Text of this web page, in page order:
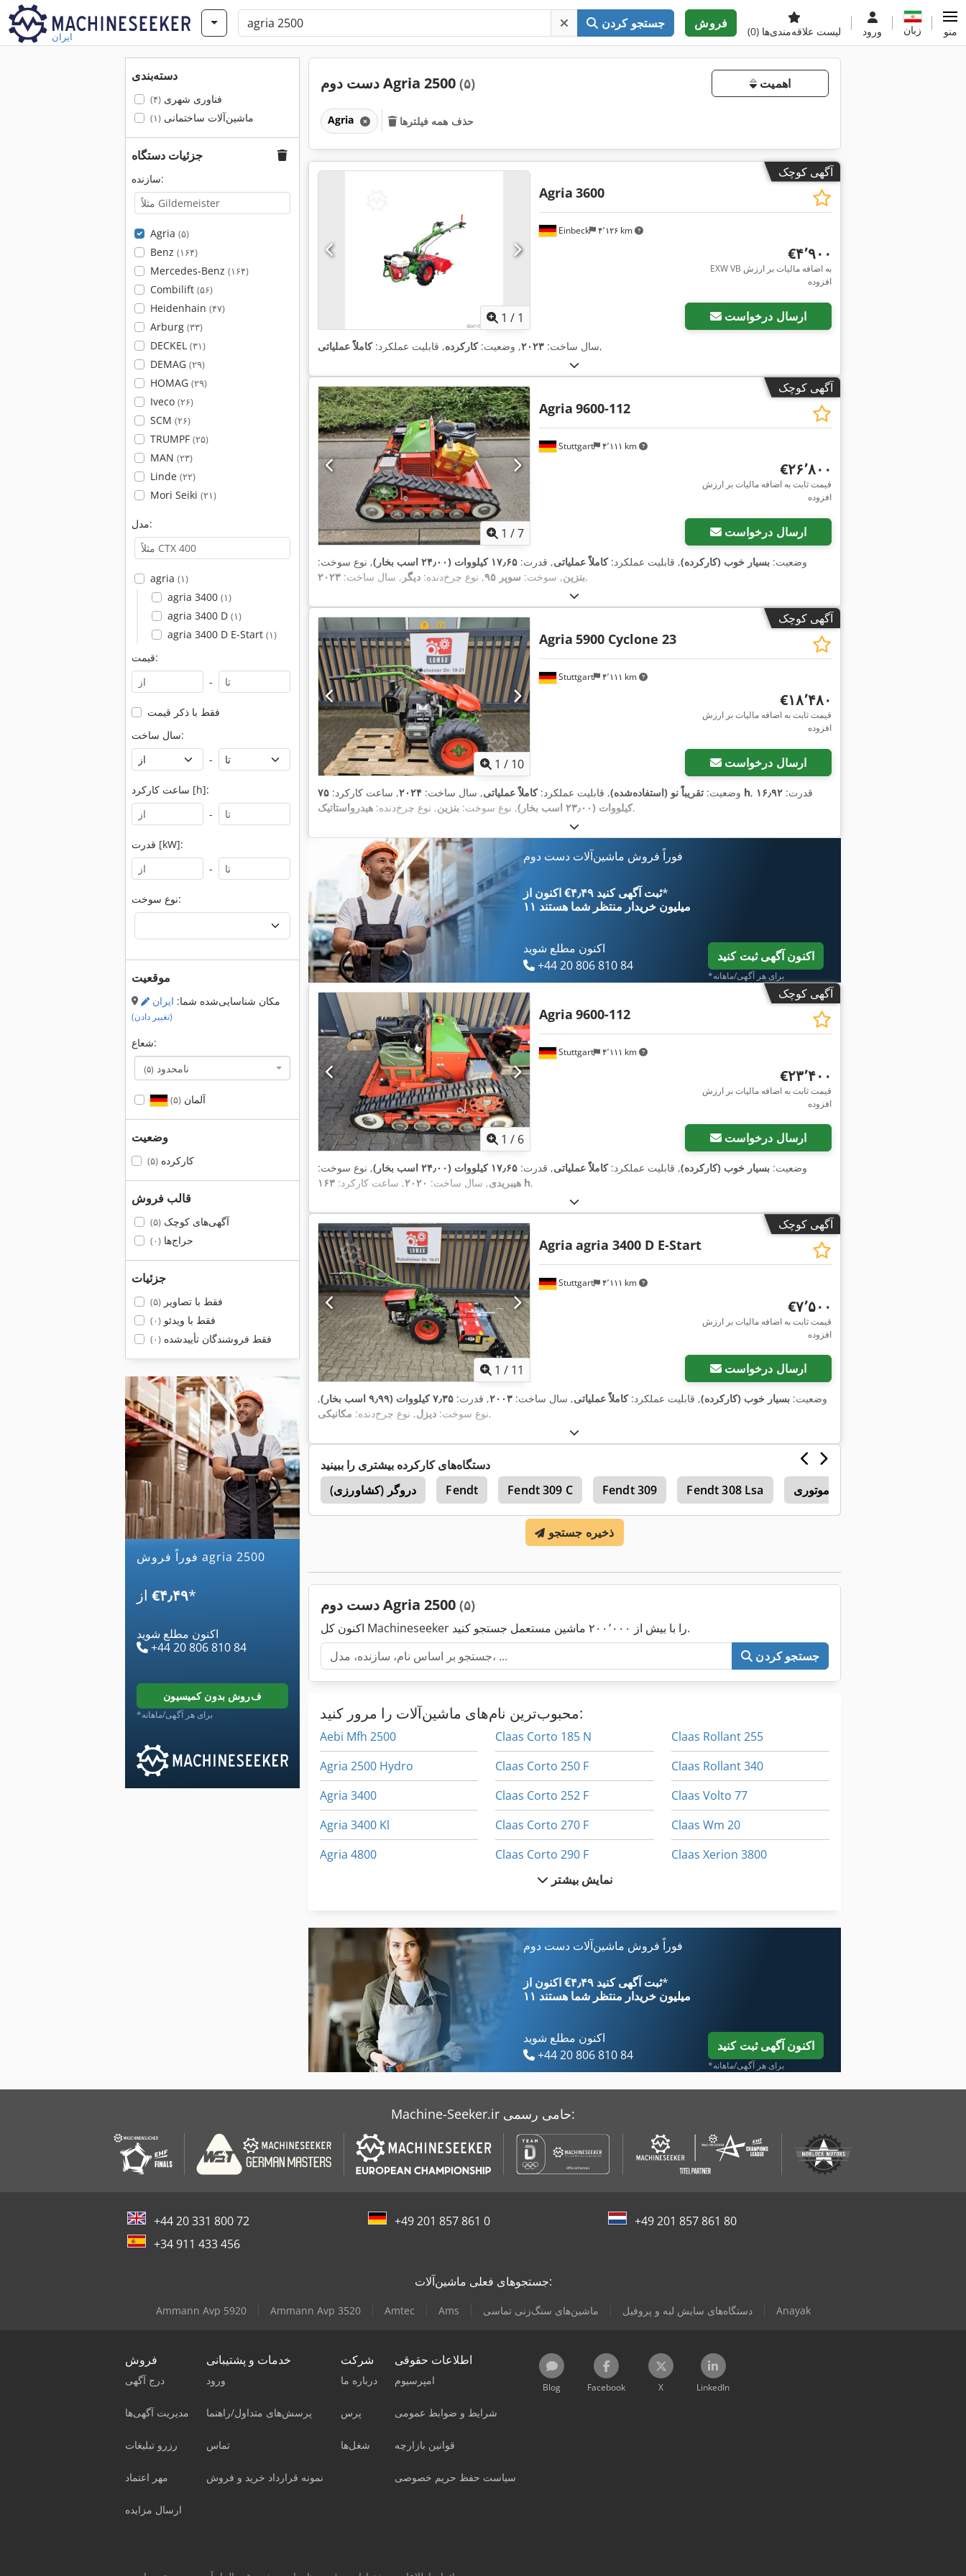
ایران
جستجو کردن فروش
لیست علاقه‌مندی‌ها (0) ورود زبان منو
دسته‌بندی
فناوری شهری(۴)
ماشین‌آلات ساختمانی(۱)
جزئیات دستگاه
سازنده:
Agria (۵)
Benz (۱۶۴)
Mercedes-Benz (۱۶۴)
Combilift (۵۶)
Heidenhain (۴۷)
Arburg (۳۳)
DECKEL (۳۱)
DEMAG (۲۹)
HOMAG (۲۹)
Iveco (۲۶)
SCM (۲۶)
TRUMPF (۲۵)
MAN (۲۳)
Linde (۲۲)
Mori Seiki (۲۱)
مدل:
agria (۱)
agria 3400 (۱)
agria 3400 D (۱)
agria 3400 D E-Start (۱)
قیمت:
-
فقط با ذکر قیمت
سال ساخت:
-
ساعت کارکرد [h]:
-
قدرت [kW]:
-
نوع سوخت:
موقعیت
مکان شناسایی‌شده شما: ایران
(تغییر دادن)
شعاع:
نامحدود (۵)
آلمان(۵)
وضعیت
کارکرده(۵)
قالب فروش
آگهی‌های کوچک(۵)
حراج‌ها(۰)
جزئیات
فقط با تصاویر(۵)
فقط با ویدئو(۰)
فقط فروشندگان تأییدشده(۰)
فوراً فروش agria 2500
‎€۴٫۴۹*
اکنون مطلع شوید
+44 20 806 810 84
فروش بدون کمیسیون
*برای هر آگهی/ماهانه
دست دوم Agria 2500 (۵) اهمیت
Agria حذف همه فیلترها
آگهی کوچک
1 / 1
Einbeck ۴٬۱۲۶ km
Agria 3600
‎€۴٬۹۰۰
EXW VB به اضافه مالیات بر ارزش
افزوده
ارسال درخواست
سال ساخت: ۲۰۲۳, وضعیت:کارکرده, قابلیت عملکرد:کاملاً عملیاتی ,
آگهی کوچک
1 /7
Stuttgart ۴٬۱۱۱ km
Agria 9600-112
‎€۲۶٬۸۰۰
قیمت ثابت به اضافه مالیات بر ارزش
افزوده
ارسال درخواست
وضعیت: بسیار خوب (کارکرده), قابلیت عملکرد:کاملاً عملیاتی, قدرت: ۱۷٫۶۵ کیلووات (۲۴٫۰۰ اسب بخار)
, نوع سوخت:
بنزین, سوخت: سوپر ۹۵ , نوع چرخ‌دنده: دیگر , سال ساخت: ۲۰۲۳ ,
آگهی کوچک
1 / 10
Stuttgart ۴٬۱۱۱ km
Agria 5900 Cyclone 23
‎€۱۸٬۴۸۰
قیمت ثابت به اضافه مالیات بر ارزش
افزوده
ارسال درخواست
وضعیت: تقریباً نو (استفاده‌شده), قابلیت عملکرد:کاملاً عملیاتی, سال ساخت: ۲۰۲۴, ساعت کارکرد: ۷۵ h , قدرت: ۱۶٫۹۲
کیلووات (۲۳٫۰۰ اسب بخار)
, نوع سوخت: بنزین, نوع چرخ‌دنده: هیدرواستاتیک ,
فوراً فروش ماشین‌آلات دست دوم
اکنون از ‎€۴٫۴۹ ثبت آگهی کنید*
۱۱ میلیون خریدار منتظر شما هستند
اکنون مطلع شوید
+44 20 806 810 84
اکنون آگهی ثبت کنید
*برای هر آگهی/ماهانه
آگهی کوچک
1 / 6
Stuttgart ۴٬۱۱۱ km
Agria 9600-112
‎€۲۳٬۴۰۰
قیمت ثابت به اضافه مالیات بر ارزش
افزوده
ارسال درخواست
وضعیت: بسیار خوب (کارکرده), قابلیت عملکرد:کاملاً عملیاتی, قدرت: ۱۷٫۶۵ کیلووات (۲۴٫۰۰ اسب بخار)
, نوع سوخت:
هیبریدی, سال ساخت: ۲۰۲۰, ساعت کارکرد: ۱۶۳ h,
آگهی کوچک
1 / 11
Stuttgart ۴٬۱۱۱ km
Agria agria 3400 D E-Start
‎€۷٬۵۰۰
قیمت ثابت به اضافه مالیات بر ارزش
افزوده
ارسال درخواست
وضعیت: بسیار خوب (کارکرده), قابلیت عملکرد:کاملاً عملیاتی, سال ساخت: ۲۰۰۳, قدرت: ۷٫۳۵ کیلووات (۹٫۹۹ اسب بخار)
,
نوع سوخت: دیزل, نوع چرخ‌دنده: مکانیکی ,
دستگاه‌های کارکرده بیشتری را ببینید
دروگر (کشاورزی)
Fendt Fendt 309 C Fendt 309 Fendt 308 Lsa فرزهای موتوری Agria 5400 Agria 5300
ذخیره جستجو
دست دوم Agria 2500 (۵)
اکنون کل Machineseeker را با بیش از ۲۰۰٬۰۰۰ ماشین مستعمل جستجو کنید.
جستجو کردن
محبوب‌ترین نام‌های ماشین‌آلات را مرور کنید:
Aebi Mfh 2500
Agria 2500 Hydro
Agria 3400
Agria 3400 Kl
Agria 4800
Arburg 221 55 250
Arburg A 220 90 350 Art 585
Claas Corto 185 N
Claas Corto 250 F
Claas Corto 252 F
Claas Corto 270 F
Claas Corto 290 F
Claas Corto 3100 F
Claas Quadrant 2200
Claas Rollant 255
Claas Rollant 340
Claas Volto 77
Claas Wm 20
Claas Xerion 3800
نمایش بیشتر
فوراً فروش ماشین‌آلات دست دوم
اکنون از ‎€۴٫۴۹ ثبت آگهی کنید*
۱۱ میلیون خریدار منتظر شما هستند
اکنون مطلع شوید
+44 20 806 810 84
اکنون آگهی ثبت کنید
*برای هر آگهی/ماهانه
Machine-Seeker.ir حامی رسمی:
+44 20 331 800 72 +49 201 857 861 0
+49 201 857 861 80
+34 911 433 456
جستجوهای فعلی ماشین‌آلات:
Ammann Avp 5920 Ammann Avp 3520 Amtec Ams ماشین‌های سنگ‌زنی تماسی دستگاه‌های سایش لبه و پروفیل Anayak
فروش
درج آگهی
مدیریت آگهی‌ها
رزرو تبلیغات
مهر اعتماد
ارسال مزایده
خدمات و پشتیبانی
ورود
پرسش‌های متداول/راهنما
تماس
نمونه قرارداد خرید و فروش
شرکت
درباره ما
پرس
شغل‌ها
اطلاعات حقوقی
امپرسیوم
شرایط و ضوابط عمومی
قوانین بازارچه
سیاست حفظ حریم خصوصی
Blog Facebook X LinkedIn